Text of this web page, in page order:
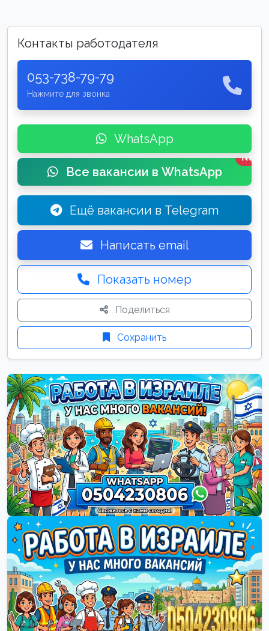
Контакты работодателя
053-738-79-79
Нажмите для звонка
WhatsApp
Все вакансии в WhatsApp
New
Ещё вакансии в Telegram
Написать email
Показать номер
Поделиться
Сохранить